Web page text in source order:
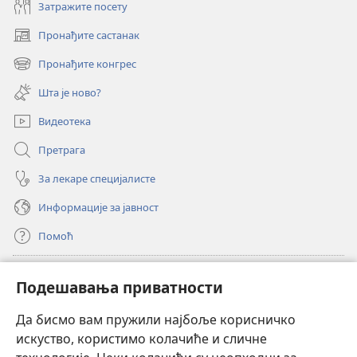
Подешавања приватности
Да бисмо вам пружили најбоље корисничко
искуство, користимо колачиће и сличне
Затражите посету
Пронађите састанак
(отвара
нови
прозор)
Пронађите конгрес
(отвара
нови
прозор)
Шта је ново?
Видеотека
Претрага
За лекаре специјалисте
Информације за јавност
Помоћ
(отвара
нови
прозор)ОНЛАЈН БИБЛИОТЕКА Watchtower
(отвара
нови
®